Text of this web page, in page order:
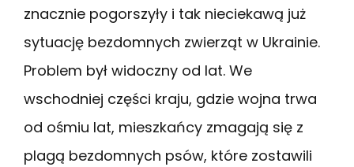
znacznie pogorszyły i tak nieciekawą już
sytuację bezdomnych zwierząt w Ukrainie.
Problem był widoczny od lat. We
wschodniej części kraju, gdzie wojna trwa
od ośmiu lat, mieszkańcy zmagają się z
plagą bezdomnych psów, które zostawili